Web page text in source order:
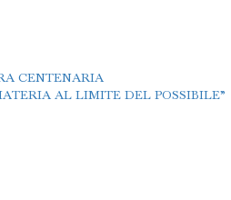
CENTENARIA
AL LIMITE DEL POSSIBILE”